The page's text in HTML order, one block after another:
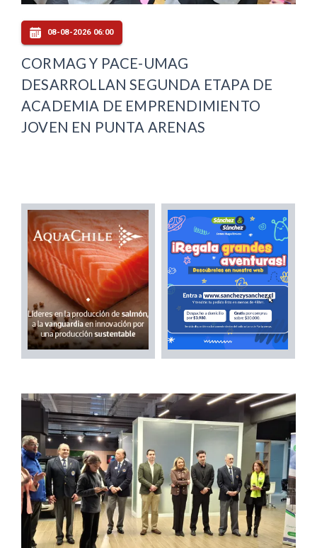
08-08-2026 06:00
CORMAG Y PACE-UMAG
DESARROLLAN SEGUNDA ETAPA DE
ACADEMIA DE EMPRENDIMIENTO
JOVEN EN PUNTA ARENAS